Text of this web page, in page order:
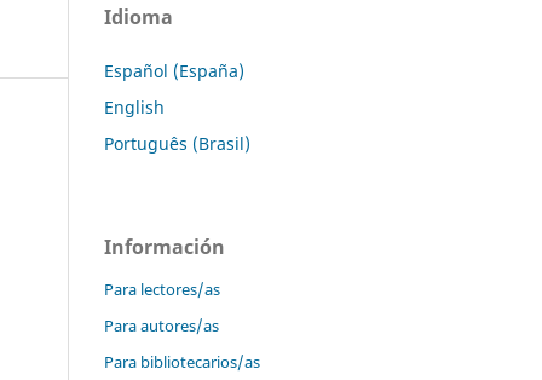
Idioma
Español (España)
English
Português (Brasil)
Información
Para lectores/as
Para autores/as
Para bibliotecarios/as